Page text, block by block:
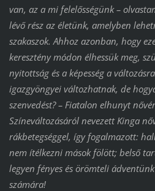
van, az a mi felelősségünk –
lévő rész az életünk, amelyben
szakaszok. Ahhoz azonban, hogy
keresztény módon élhessük meg,
nyitottság és a képesség a
igazgyöngyei változhatnak, de
szenvedést? – Fiatalon elhunyt
Színeváltozásáról nevezett Kinga
rákbetegséggel, így fogalmazott:
nem ítélkezni mások fölött; belső
legyen fényes és örömteli
számára!